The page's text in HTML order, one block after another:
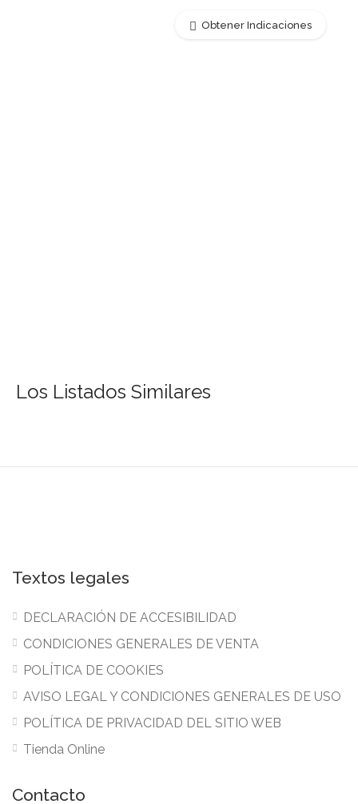
Obtener Indicaciones
Los Listados Similares
Textos legales
DECLARACIÓN DE ACCESIBILIDAD
CONDICIONES GENERALES DE VENTA
POLÍTICA DE COOKIES
AVISO LEGAL Y CONDICIONES GENERALES DE USO
POLÍTICA DE PRIVACIDAD DEL SITIO WEB
Tienda Online
Contacto